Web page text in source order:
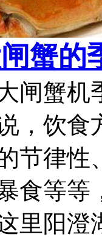
蟹的
闸蟹
，饮
节律性
食等
里阳澄